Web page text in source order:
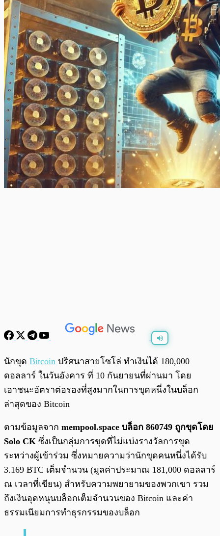
นักขุด Bitcoin ปริศนาสายโซโล่ ทำเงินได้ 180,000
ดอลลาร์ ในวันอังคาร ที่ 10 กันยายนที่ผ่านมา โดย
เอาชนะอัตราต่อรองที่สูงมากในการขุดหนึ่งในบล็อก
ล่าสุดของ Bitcoin
ตามข้อมูลจาก mempool.space บล็อก 860749 ถูกขุดโดย
Solo CK ซึ่งเป็นกลุ่มการขุดที่ไม่แบ่งรางวัลการขุด
ระหว่างผู้เข้าร่วม ซึ่งหมายความว่านักขุดคนหนึ่งได้รับ
3.169 BTC เต็มจำนวน (มูลค่าประมาณ 181,000 ดอลลาร์
ณ เวลาที่เขียน) สำหรับความพยายามของพวกเขา รวม
ถึงเงินอุดหนุนบล็อกเต็มจำนวนของ Bitcoin และค่า
ธรรมเนียมการทำธุรกรรมของบล็อก